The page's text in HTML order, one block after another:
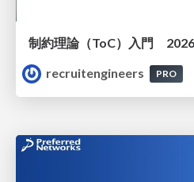
制約理論（ToC）入門
recruitengineers
PRO